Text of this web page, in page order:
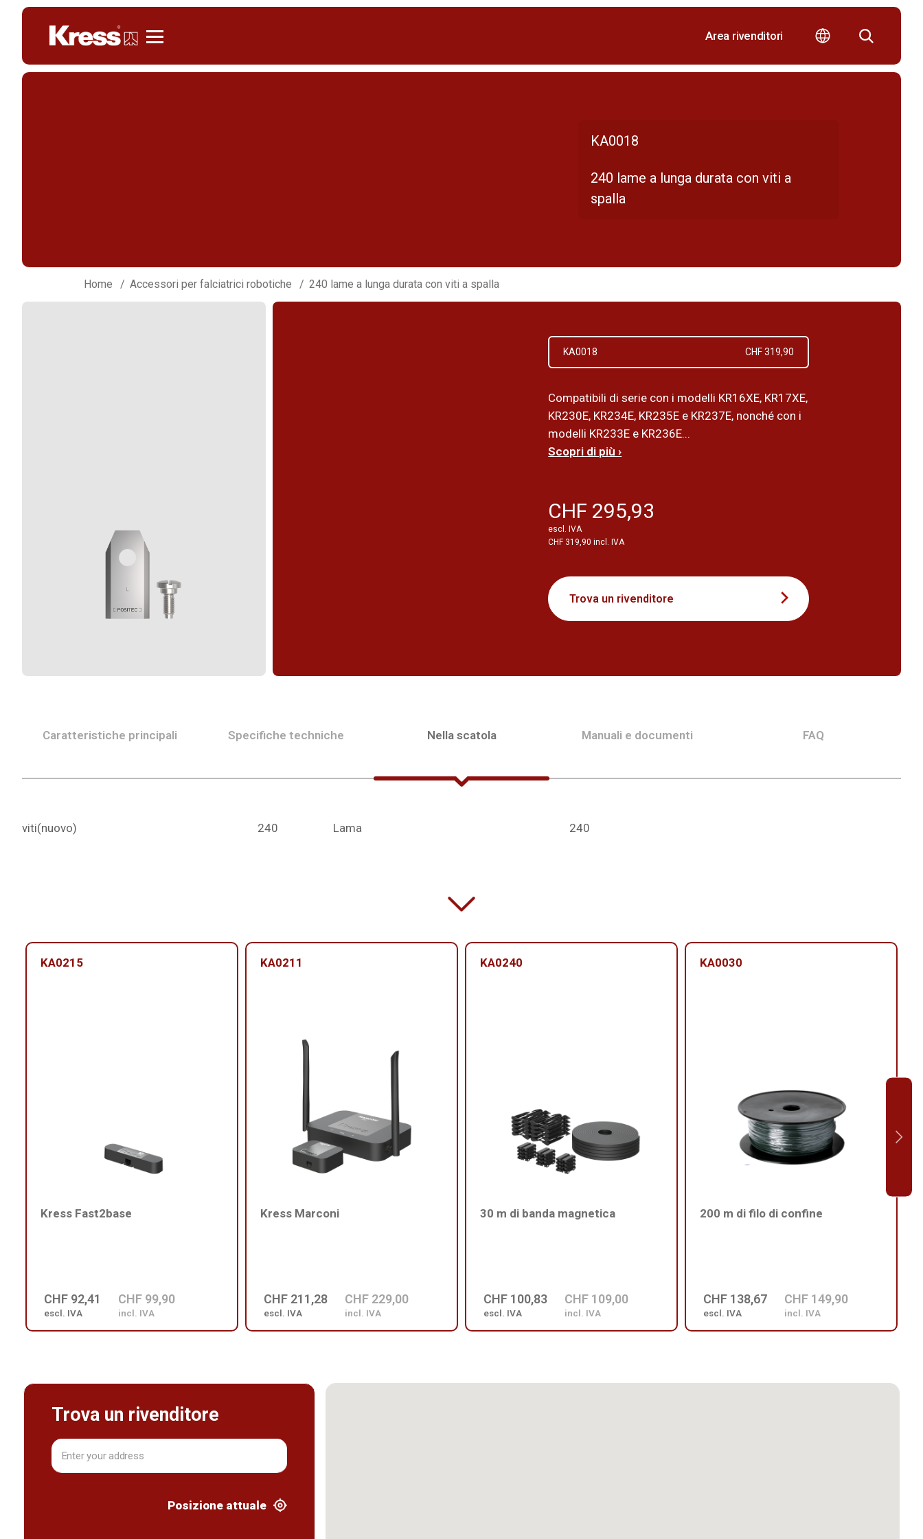
Area rivenditori
KA0018
240 lame a lunga durata con viti a
spalla
Home Accessori per falciatrici robotiche 240 lame a lunga durata con viti a spalla
KA0018 CHF 319,90
Compatibili di serie con i modelli KR16XE, KR17XE,
KR230E, KR234E, KR235E e KR237E, nonché con i
modelli KR233E e KR236E...
Scopri di più ›
CHF 295,93
escl. IVA
CHF 319,90 incl. IVA
Trova un rivenditore
Caratteristiche principali Specifiche techniche Nella scatola Manuali e documenti FAQ
viti(nuovo) 240 Lama 240
KA0215
Kress Fast2base
CHF 92,41
escl. IVA
CHF 99,90
incl. IVA
KA0211
Kress Marconi
CHF 211,28
escl. IVA
CHF 229,00
incl. IVA
KA0240
30 m di banda magnetica
CHF 100,83
escl. IVA
CHF 109,00
incl. IVA
KA0030
200 m di filo di confine
CHF 138,67
escl. IVA
CHF 149,90
incl. IVA
Trova un rivenditore
Posizione attuale